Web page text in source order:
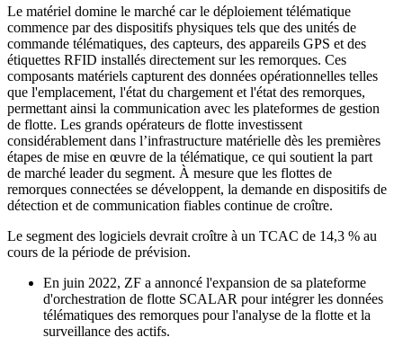
Le matériel domine le marché car le déploiement télématique
commence par des dispositifs physiques tels que des unités de
commande télématiques, des capteurs, des appareils GPS et des
étiquettes RFID installés directement sur les remorques. Ces
composants matériels capturent des données opérationnelles telles
que l'emplacement, l'état du chargement et l'état des remorques,
permettant ainsi la communication avec les plateformes de gestion
de flotte. Les grands opérateurs de flotte investissent
considérablement dans l’infrastructure matérielle dès les premières
étapes de mise en œuvre de la télématique, ce qui soutient la part
de marché leader du segment. À mesure que les flottes de
remorques connectées se développent, la demande en dispositifs de
détection et de communication fiables continue de croître.
Le segment des logiciels devrait croître à un TCAC de 14,3 % au
cours de la période de prévision.
En juin 2022, ZF a annoncé l'expansion de sa plateforme
d'orchestration de flotte SCALAR pour intégrer les données
télématiques des remorques pour l'analyse de la flotte et la
surveillance des actifs.